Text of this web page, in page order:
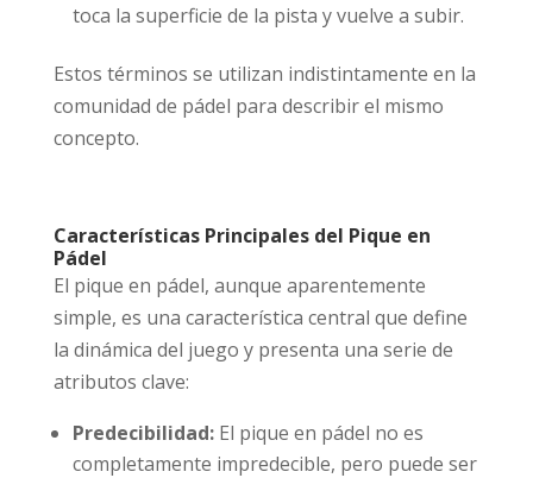
toca la superficie de la pista y vuelve a subir.
Estos términos se utilizan indistintamente en la
comunidad de pádel para describir el mismo
concepto.
Características Principales del Pique en
Pádel
El pique en pádel, aunque aparentemente
simple, es una característica central que define
la dinámica del juego y presenta una serie de
atributos clave:
Predecibilidad:El pique en pádel no es
completamente impredecible, pero puede ser